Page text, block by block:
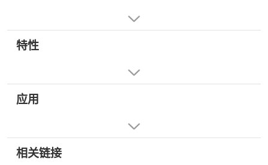
特性
应用
相关链接